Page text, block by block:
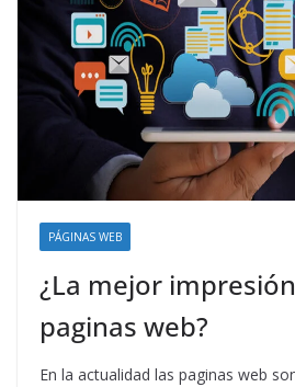
PÁGINAS WEB
¿La mejor
paginas web?
En la actualidad las paginas web